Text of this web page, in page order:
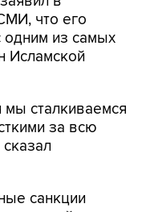
что его
одним из самых
Исламской
мы сталкиваемся
за всю
санкции